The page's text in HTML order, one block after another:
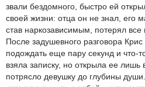
звали бездомного, быстро ей
своей жизни: отца он не знал, его
став наркозависимым, потерял все
После задушевного разговора
подождать еще пару секунд и что-
взяла записку, но открыла ее
потрясло девушку до глубины